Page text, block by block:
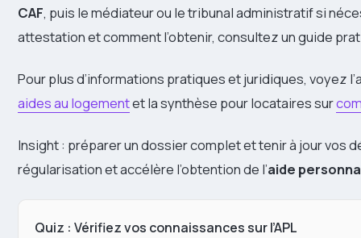
CAF, puis le médiateur ou le tribunal administratif si
attestation et comment l’obtenir, consultez un guide
Pour plus d’informations pratiques et juridiques, voyez
aides au logementet la synthèse pour locataires sur
Insight : préparer un dossier complet et tenir à jour vos
régularisation et accélère l’obtention de l’aide
Quiz : Vérifiez vos connaissances sur l’APL